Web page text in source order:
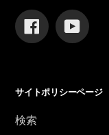
Facebook
サイトポリシーページ
検索